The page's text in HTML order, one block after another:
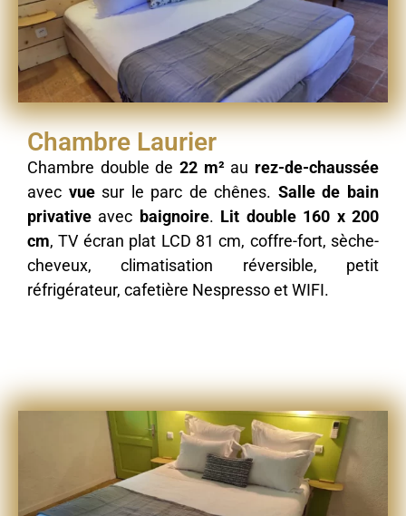
Chambre Laurier
Chambre double de 22 m²au rez-de-chaussée
avec vuesur le parc de chênes. Salle de bain
privative avec baignoire. Lit double 160 x 200
cm, TV écran plat LCD 81 cm, coffre-fort, sèche-
cheveux, climatisation réversible, petit
réfrigérateur, cafetière Nespresso et WIFI.